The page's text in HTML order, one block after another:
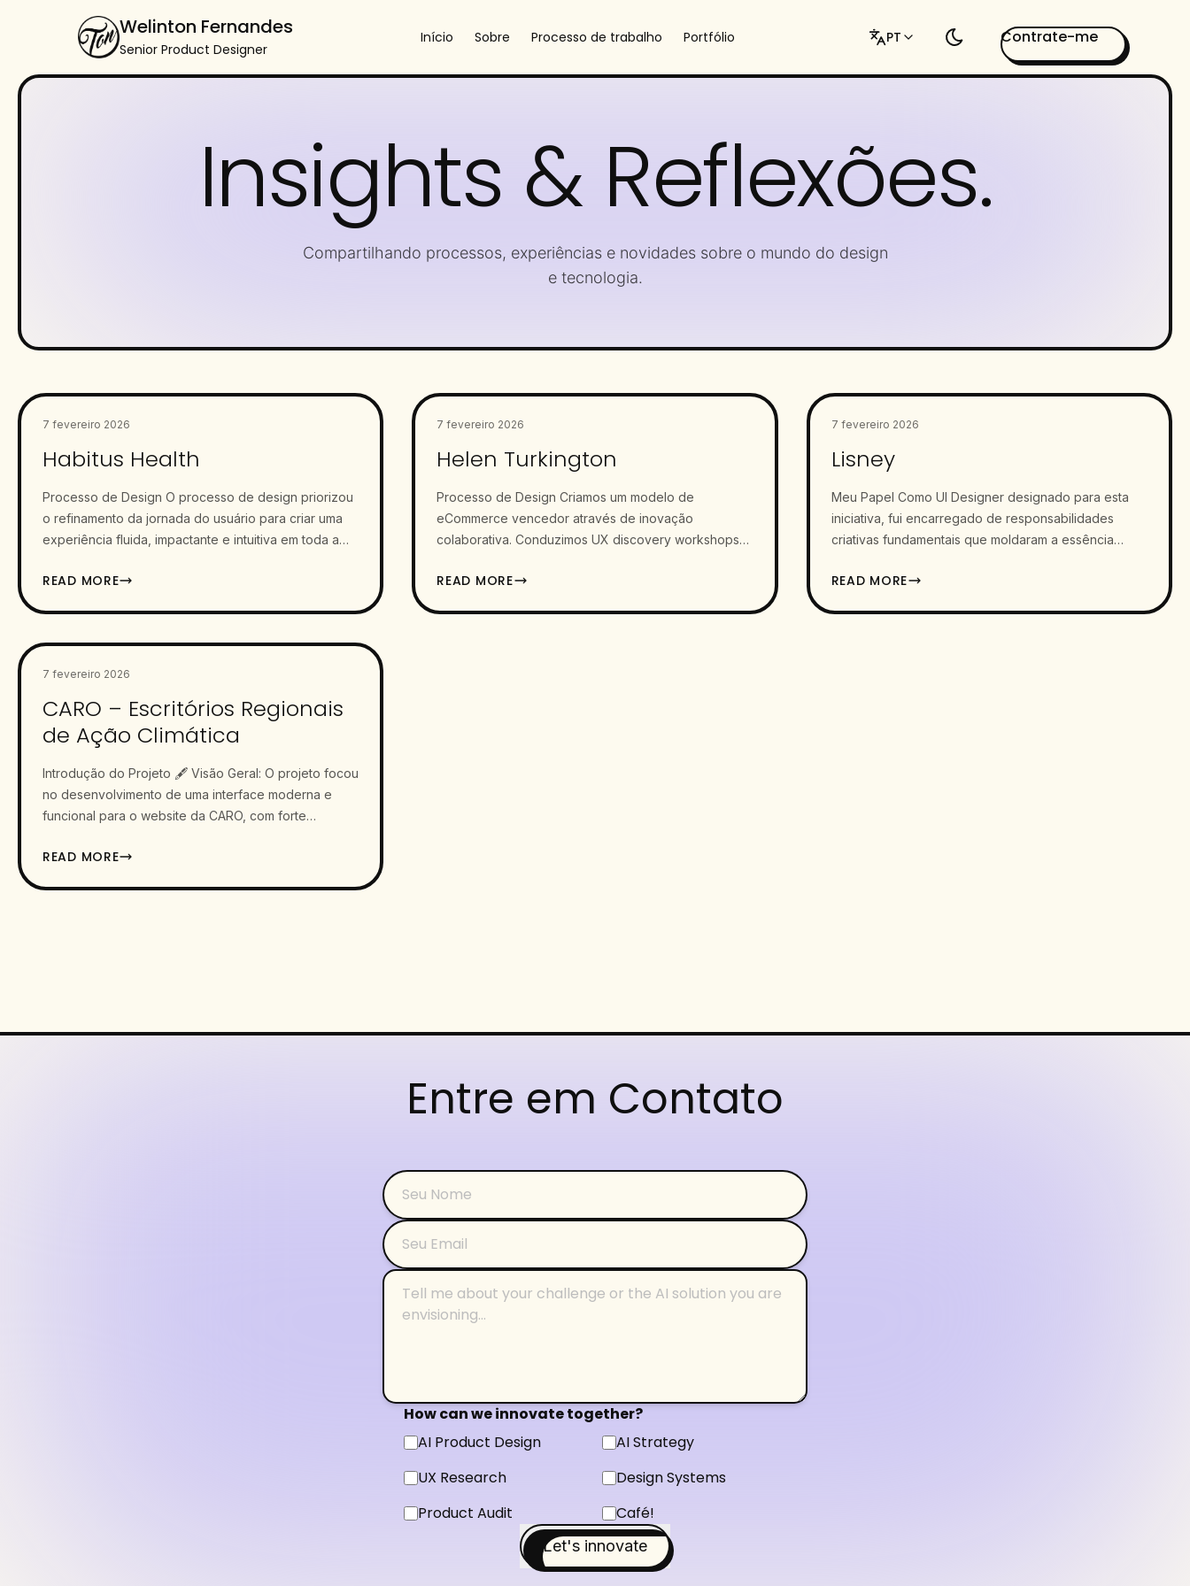
Welinton Fernandes
Senior Product Designer
Início Sobre Processo de trabalho Portfólio PT Contrate-me
Insights & Reflexões.
Compartilhando processos, experiências e novidades sobre o mundo do design
e tecnologia.
7 fevereiro 2026
Habitus Health
Processo de Design O processo de design priorizou
o refinamento da jornada do usuário para criar uma
experiência fluida, impactante e intuitiva em toda a…
READ MORE
7 fevereiro 2026
Helen Turkington
Processo de Design Criamos um modelo de
eCommerce vencedor através de inovação
colaborativa. Conduzimos UX discovery workshops
de…
READ MORE
7 fevereiro 2026
Lisney
Meu Papel Como UI Designer designado para esta
iniciativa, fui encarregado de responsabilidades
criativas fundamentais que moldaram a essência
READ MORE
7 fevereiro 2026
CARO – Escritórios Regionais
de Ação Climática
Introdução do Projeto 🖋️ Visão Geral: O projeto focou
no desenvolvimento de uma interface moderna e
funcional para o website da CARO, com forte
READ MORE
Entre em Contato
How can we innovate together?
AI Product Design
AI Strategy
UX Research
Design Systems
Product Audit
Café!
Let's innovate